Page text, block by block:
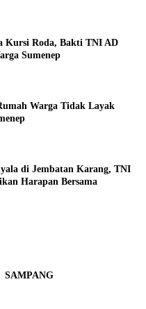
Kursi Roda, Bakti TNI AD
Sumenep
Warga Tidak Layak
di Jembatan Karang, TNI
Harapan Bersama
SAMPANG